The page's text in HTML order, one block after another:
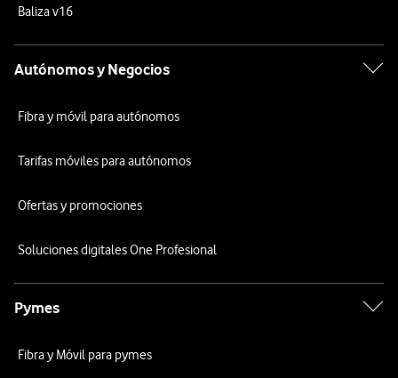
Baliza v16
Autónomos y Negocios
Fibra y móvil para autónomos
Tarifas móviles para autónomos
Ofertas y promociones
Soluciones digitales One Profesional
Pymes
Fibra y Móvil para pymes